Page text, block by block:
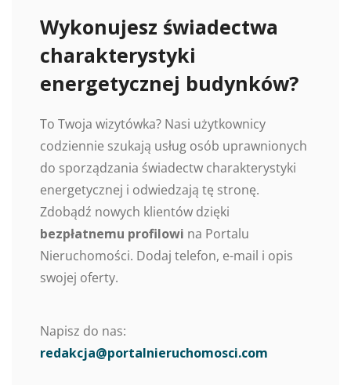
Wykonujesz świadectwa
charakterystyki
energetycznej budynków?
To Twoja wizytówka? Nasi użytkownicy
codziennie szukają usług osób uprawnionych
do sporządzania świadectw charakterystyki
energetycznej i odwiedzają tę stronę.
Zdobądź nowych klientów dzięki
bezpłatnemu profilowi na Portalu
Nieruchomości. Dodaj telefon, e-mail i opis
swojej oferty.
Napisz do nas:
redakcja@portalnieruchomosci.com